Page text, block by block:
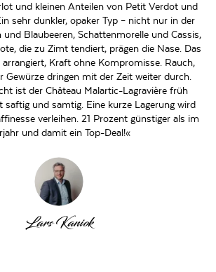
und kleinen Anteilen von Petit Verdot und
sehr dunkler, opaker Typ – nicht nur in der
und Blaubeeren, Schattenmorelle und Cassis,
die zu Zimt tendiert, prägen die Nase. Das
Kraft ohne Kompromisse. Rauch,
Gewürze dringen mit der Zeit weiter durch.
ist der Château Malartic-Lagravière früh
saftig und samtig. Eine kurze Lagerung wird
verleihen. 21 Prozent günstiger als im
und damit ein Top-Deal!«
Lars Kaniok